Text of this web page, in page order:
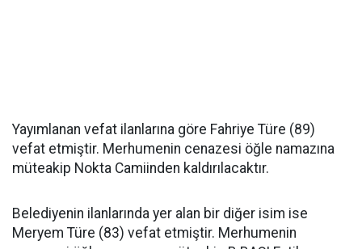
Yayımlanan vefat ilanlarına göre Fahriye Türe (89)
vefat etmiştir. Merhumenin cenazesi öğle namazına
müteakip Nokta Camiinden kaldırılacaktır.
Belediyenin ilanlarında yer alan bir diğer isim ise
Meryem Türe (83) vefat etmiştir. Merhumenin